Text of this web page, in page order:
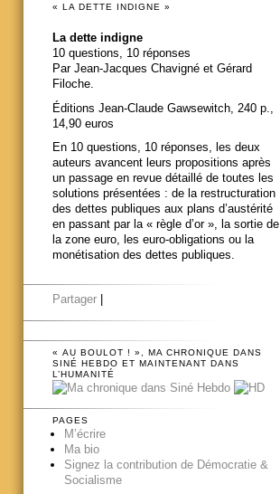
« LA DETTE INDIGNE »
La dette indigne
10 questions, 10 réponses
Par Jean-Jacques Chavigné et Gérard
Filoche.
Éditions Jean-Claude Gawsewitch, 240 p.,
14,90 euros
En 10 questions, 10 réponses, les deux
auteurs avancent leurs propositions après
un passage en revue détaillé de toutes les
solutions présentées : de la restructuration
des dettes publiques aux plans d’austérité
en passant par la « règle d’or », la sortie de
la zone euro, les euro-obligations ou la
monétisation des dettes publiques.
Partager
« AU BOULOT ! », MA CHRONIQUE DANS
SINÉ HEBDO ET MAINTENANT DANS
L’HUMANITÉ
PAGES
M’écrire
Ma bio
Signez la contribution de Démocratie &
Socialisme